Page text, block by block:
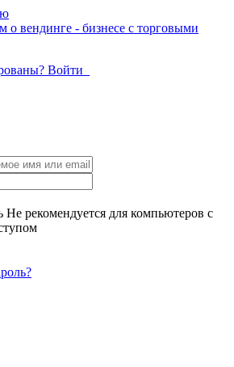
Войти
Не рекомендуется для компьютеров с